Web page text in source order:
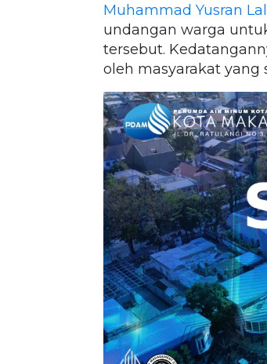
Muhammad Yusran
undangan warga
tersebut.
oleh masyarakat yang